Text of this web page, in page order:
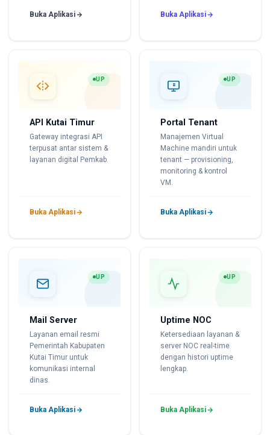
Buka Aplikasi Buka Aplikasi
UP
API Kutai Timur
Gateway integrasi API
terpusat antar sistem &
layanan digital Pemkab.
Buka Aplikasi
UP
Portal Tenant
Manajemen Virtual
Machine mandiri untuk
tenant — provisioning,
monitoring & kontrol
VM.
Buka Aplikasi
UP
Mail Server
Layanan email resmi
Pemerintah Kabupaten
Kutai Timur untuk
komunikasi internal
dinas.
Buka Aplikasi
UP
Uptime NOC
Ketersediaan layanan &
server NOC real-time
dengan histori uptime
lengkap.
Buka Aplikasi